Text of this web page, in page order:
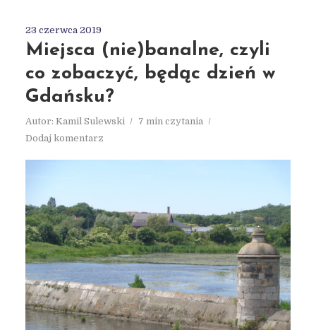
23 czerwca 2019
Miejsca (nie)banalne, czyli
co zobaczyć, będąc dzień w
Gdańsku?
Autor: Kamil Sulewski
7 min czytania
Dodaj komentarz